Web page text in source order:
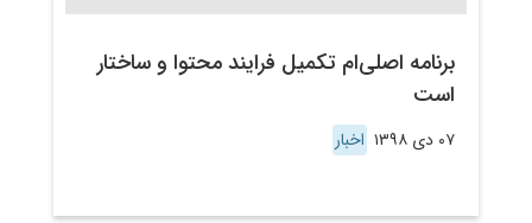
برنامه اصلی‌ام تکمیل فرایند محتوا و ساختار
است
۰۷ دی ۱۳۹۸ اخبار